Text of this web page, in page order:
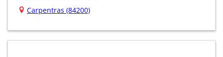
Carpentras (84200)